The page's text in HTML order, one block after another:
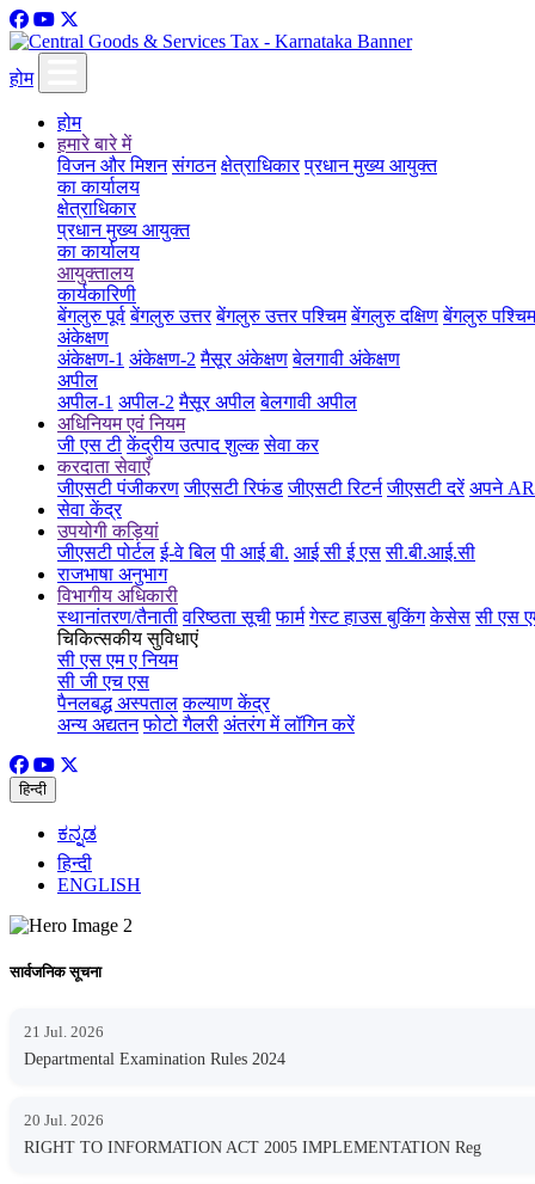
होम
होम
हमारे बारे में
विजन और मिशन संगठन क्षेत्राधिकार प्रधान मुख्य आयुक्त
का कार्यालय
क्षेत्राधिकार
प्रधान मुख्य आयुक्त
का कार्यालय
आयुक्तालय
कार्यकारिणी
बेंगलुरु पूर्व बेंगलुरु उत्तर बेंगलुरु उत्तर पश्चिम बेंगलुरु दक्षिण बेंगलुरु पश्चिम
अंकेक्षण
अंकेक्षण-1 अंकेक्षण-2 मैसूर अंकेक्षण बेलगावी अंकेक्षण
अपील
अपील-1 अपील-2 मैसूर अपील बेलगावी अपील
अधिनियम एवं नियम
जी एस टी केंद्रीय उत्पाद शुल्क सेवा कर
करदाता सेवाएँ
जीएसटी पंजीकरण जीएसटी रिफंड जीएसटी रिटर्न जीएसटी दरें अपने
सेवा केंद्र
उपयोगी कड़ियां
जीएसटी पोर्टल ई-वे बिल पी आई बी. आई सी ई एस सी.बी.आई.सी
राजभाषा अनुभाग
विभागीय अधिकारी
स्थानांतरण/तैनाती वरिष्ठता सूची फार्म गेस्ट हाउस बुकिंग केसेस सी एस
चिकित्सकीय सुविधाएं
सी एस एम ए नियम
सी जी एच एस
पैनलबद्ध अस्पताल कल्याण केंद्र
अन्य अद्यतन फोटो गैलरी अंतरंग में लॉगिन करें
हिन्दी
ಕನ್ನಡ
हिन्दी
ENGLISH
सार्वजनिक सूचना
21 Jul. 2026
Departmental Examination Rules 2024
20 Jul. 2026
RIGHT TO INFORMATION ACT 2005 IMPLEMENTATION Reg